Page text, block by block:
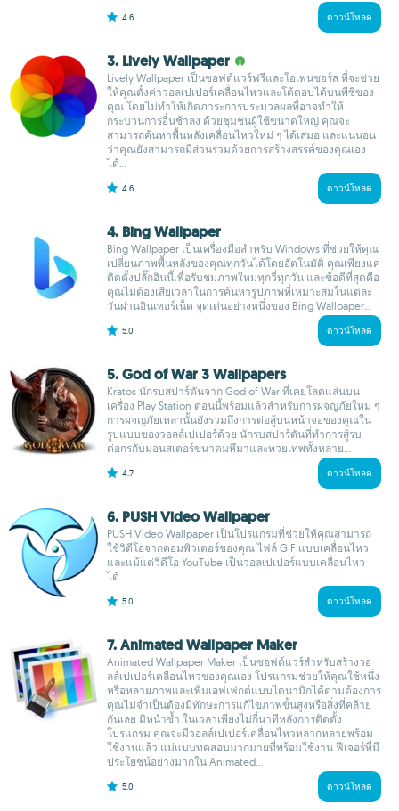
4.6 ดาวน์โหลด
3. Lively Wallpaper
Lively Wallpaper เป็นซอฟต์แวร์ฟรีและโอเพนซอร์ส ที่จะช่วย
ให้คุณตั้งค่าวอลเปเปอร์เคลื่อนไหวและโต้ตอบได้บนพีซีของ
คุณ โดยไม่ทำให้เกิดภาระการประมวลผลที่อาจทำให้
กระบวนการอื่นช้าลง ด้วยชุมชนผู้ใช้ขนาดใหญ่ คุณจะ
สามารถค้นหาพื้นหลังเคลื่อนไหวใหม่ ๆ ได้เสมอ และแน่นอน
ว่าคุณยังสามารถมีส่วนร่วมด้วยการสร้างสรรค์ของคุณเอง
ได้...
4.6 ดาวน์โหลด
4. Bing Wallpaper
Bing Wallpaper เป็นเครื่องมือสำหรับ Windows ที่ช่วยให้คุณ
เปลี่ยนภาพพื้นหลังของคุณทุกวันได้โดยอัตโนมัติ คุณเพียงแค่
ติดตั้งปลั๊กอินนี้เพื่อรับชมภาพใหม่ทุกวี่ทุกวัน และข้อดีที่สุดคือ
คุณไม่ต้องเสียเวลาในการค้นหารูปภาพที่เหมาะสมในแต่ละ
วันผ่านอินเทอร์เน็ต จุดเด่นอย่างหนึ่งของ Bing Wallpaper...
5.0 ดาวน์โหลด
5. God of War 3 Wallpapers
Kratos นักรบสปาร์ตันจาก God of War ที่เคยโลดแล่นบน
เครื่อง Play Station ตอนนี้พร้อมแล้วสำหรับการผจญภัยใหม่ ๆ
การผจญภัยเหล่านั้นยังรวมถึงการต่อสู้บนหน้าจอของคุณใน
รูปแบบของวอลล์เปเปอร์ด้วย นักรบสปาร์ตันที่ทำการสู้รบ
ต่อกรกับมอนสเตอร์ขนาดมหึมาและทวยเทพทั้งหลาย...
4.7 ดาวน์โหลด
6. PUSH Video Wallpaper
PUSH Video Wallpaper เป็นโปรแกรมที่ช่วยให้คุณสามารถ
ใช้วิดีโอจากคอมพิวเตอร์ของคุณ ไฟล์ GIF แบบเคลื่อนไหว
และแม้แต่วิดีโอ YouTube เป็นวอลเปเปอร์แบบเคลื่อนไหว
ได้...
5.0 ดาวน์โหลด
7. Animated Wallpaper Maker
Animated Wallpaper Maker เป็นซอฟต์แวร์สำหรับสร้างวอ
ลล์เปเปอร์เคลื่อนไหวของคุณเอง โปรแกรมช่วยให้คุณใช้หนึ่ง
หรือหลายภาพและเพิ่มเอฟเฟกต์แบบไดนามิกได้ตามต้องการ
คุณไม่จำเป็นต้องมีทักษะการแก้ไขภาพขั้นสูงหรือสิ่งที่คล้าย
กันเลย มิหนำซ้ำ ในเวลาเพียงไม่กี่นาทีหลังการติดตั้ง
โปรแกรม คุณจะมีวอลล์เปเปอร์เคลื่อนไหวหลากหลายพร้อม
ใช้งานแล้ว แม่แบบทดสอบมากมายที่พร้อมใช้งาน ฟีเจอร์ที่มี
ประโยชน์อย่างมากใน Animated...
5.0 ดาวน์โหลด